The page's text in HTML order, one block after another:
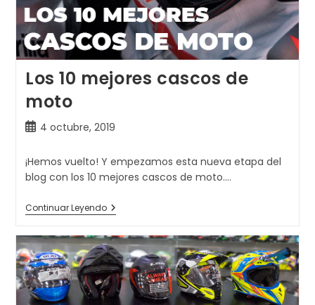
Los 10 mejores cascos de
moto
Publicación
la
entrada:
4 octubre, 2019
¡Hemos vuelto! Y empezamos esta nueva etapa del
blog con los 10 mejores cascos de moto.…
Continuar LeyendoLos
10
Cascos
De
Moto